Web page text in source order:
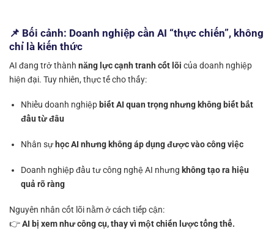
📌 Bối cảnh: Doanh nghiệp cần AI “thực chiến”, không
chỉ là kiến thức
AI đang trở thành năng lực cạnh tranh cốt lõi của doanh nghiệp
hiện đại. Tuy nhiên, thực tế cho thấy:
Nhiều doanh nghiệp biết AI quan trọng nhưng không biết bắt
đầu từ đâu
Nhân sự học AI nhưng không áp dụng được vào công việc
Doanh nghiệp đầu tư công nghệ AI nhưng không tạo ra hiệu
quả rõ ràng
Nguyên nhân cốt lõi nằm ở cách tiếp cận:
👉AI bị xem như công cụ, thay vì một chiến lược tổng thể.